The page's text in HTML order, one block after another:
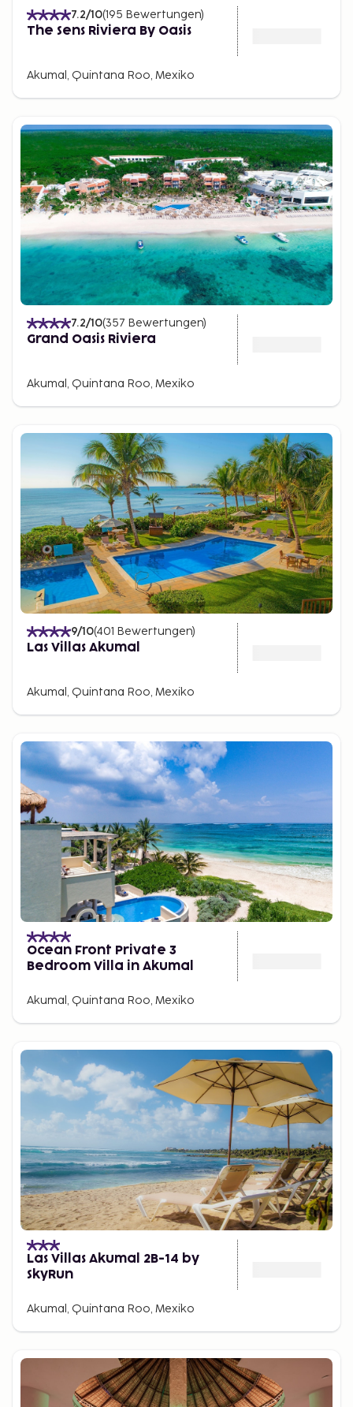
7.2/10(195 Bewertungen)
The Sens Riviera By Oasis
Akumal, Quintana Roo, Mexiko
7.2/10(357 Bewertungen)
Grand Oasis Riviera
Akumal, Quintana Roo, Mexiko
9/10(401 Bewertungen)
Las Villas Akumal
Akumal, Quintana Roo, Mexiko
Ocean Front Private 3
Bedroom Villa in Akumal
Akumal, Quintana Roo, Mexiko
Las Villas Akumal 2B-14 by
SkyRun
Akumal, Quintana Roo, Mexiko